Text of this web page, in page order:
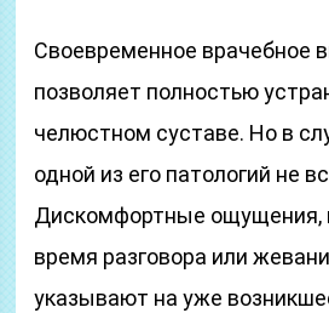
Своевременное врачебное
позволяет полностью
челюстном суставе. Но в
одной из его патологий не
Дискомфортные ощущения,
время разговора или
указывают на уже